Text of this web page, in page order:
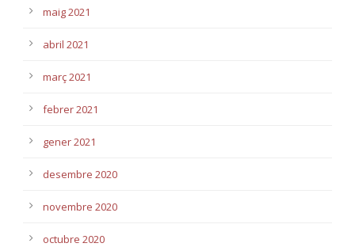
maig 2021
abril 2021
març 2021
febrer 2021
gener 2021
desembre 2020
novembre 2020
octubre 2020